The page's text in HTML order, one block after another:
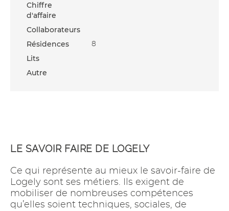
Chiffre
d'affaire
Collaborateurs
Résidences
8
Lits
Autre
LE SAVOIR FAIRE DE LOGELY
Ce qui représente au mieux le savoir-faire de
Logely sont ses métiers. Ils exigent de
mobiliser de nombreuses compétences
qu’elles soient techniques, sociales, de